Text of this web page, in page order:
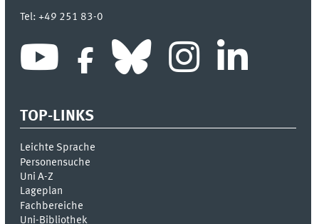
Tel:+49 251 83-0
TOP-LINKS
Leichte Sprache
Personensuche
Uni A-Z
Lageplan
Fachbereiche
Uni-Bi­bli­o­thek